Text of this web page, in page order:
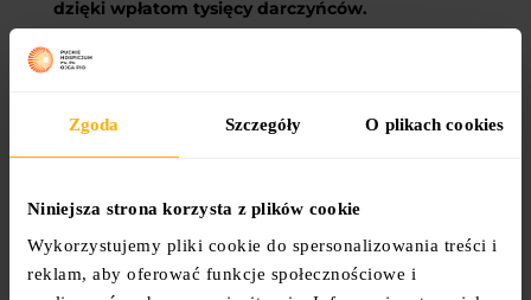
Zgoda Szczegóły O plikach cookies
Niniejsza strona korzysta z plików cookie
Wykorzystujemy pliki cookie do spersonalizowania treści i
reklam, aby oferować funkcje społecznościowe i
dzięki wpłatom tysięcy darczyńców.
Po śmierci księdza Jana, pragniemy